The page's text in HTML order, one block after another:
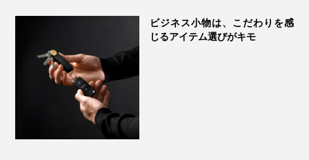
ビジネス小物は、こだわりを感
じるアイテム選びがキモ